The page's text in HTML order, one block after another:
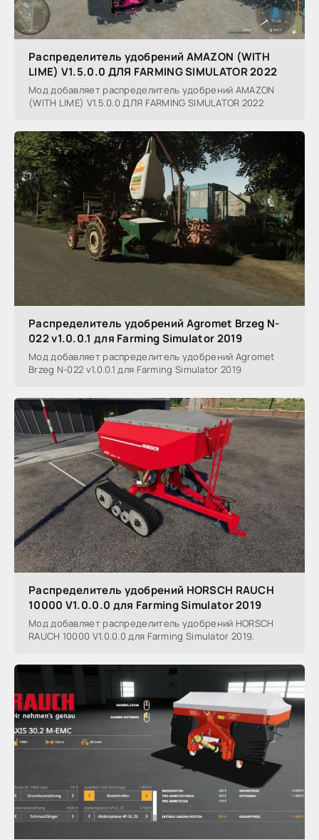
Распределитель удобрений AMAZON (WITH
LIME) V1.5.0.0 ДЛЯ FARMING SIMULATOR 2022
Мод добавляет распределитель удобрений AMAZON
(WITH LIME) V1.5.0.0 ДЛЯ FARMING SIMULATOR 2022
Распределитель удобрений Agromet Brzeg N-
022 v1.0.0.1 для Farming Simulator 2019
Мод добавляет распределитель удобрений Agromet
Brzeg N-022 v1.0.0.1 для Farming Simulator 2019
Распределитель удобрений HORSCH RAUCH
10000 V1.0.0.0 для Farming Simulator 2019
Мод добавляет распределитель удобрений HORSCH
RAUCH 10000 V1.0.0.0 для Farming Simulator 2019.